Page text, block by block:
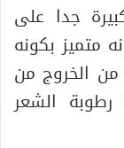
جدا على
متميز بكونه
من الخروج من
رطوبة الشعر